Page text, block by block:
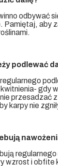
odbywać
Pamiętaj, aby
podlewać
gdy
przesadzać
karpy nie
wzrost i obfite